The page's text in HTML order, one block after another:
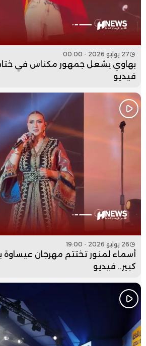
27 يوليو 2026 - 00:00
بهاوي يشعل جمهور مكناس في
فيديو
26 يوليو 2026 - 19:00
أسماء لمنور تختتم مهرجان
كبير.. فيديو